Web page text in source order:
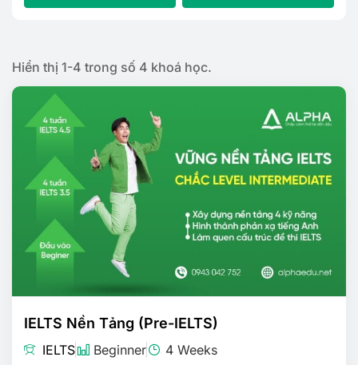
Hiển thị 1-4 trong số 4 khoá học.
IELTS Nền Tảng (Pre-IELTS)
IELTS Beginner
4 Weeks